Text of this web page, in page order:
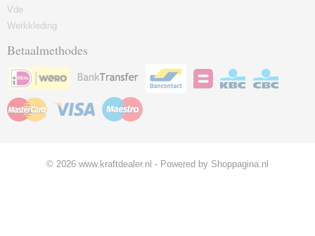
Vde
Werkkleding
Betaalmethodes
© 2026 www.kraftdealer.nl - Powered by Shoppagina.nl